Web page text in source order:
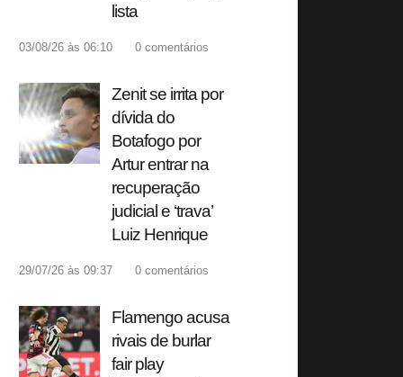
lista
03/08/26 às 06:10 0 comentários
Zenit se irrita por
dívida do
Botafogo por
Artur entrar na
recuperação
judicial e ‘trava’
Luiz Henrique
29/07/26 às 09:37 0 comentários
Flamengo acusa
rivais de burlar
fair play